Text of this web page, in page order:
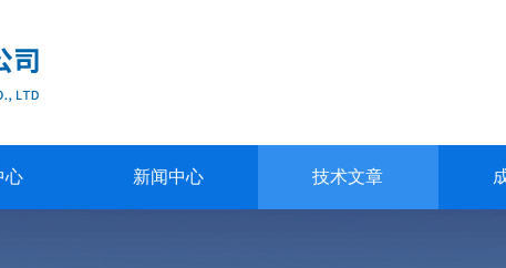
心 新闻中心 技术文章